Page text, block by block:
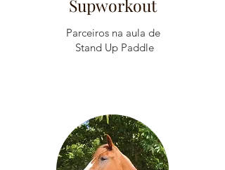
Supworkout
Parceiros na aula de
Stand Up Paddle